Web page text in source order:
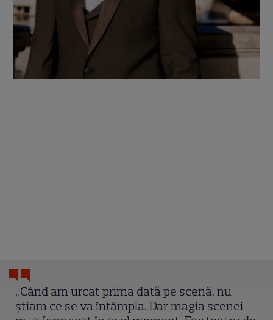
„Când am urcat prima dată pe scenă, nu
știam ce se va întâmpla. Dar magia scenei